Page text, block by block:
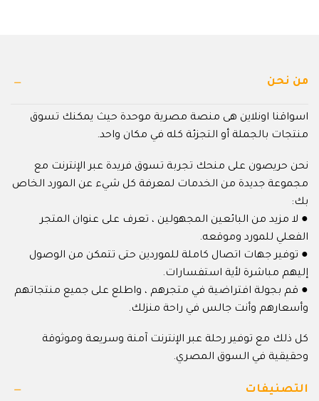
من نحن
اسواقنا اونلاين هى منصة مصرية موحدة حيث يمكنك تسوق
منتجات بالجملة أو التجزئة كله في مكان واحد.
نحن حريصون على منحك تجربة تسوق فريدة عبر الإنترنت مع
مجموعة جديدة من الخدمات لمعرفة كل شيء عن المورد الخاص
بك:
● لا مزيد من البائعين المجهولين ، تعرف على عنوان المتجر
الفعلي للمورد وموقعه.
● توفير جهات اتصال كاملة للموردين حتى تتمكن من الوصول
إليهم مباشرة لأية استفسارات.
● قم بجولة افتراضية في متجرهم ، واطلع على جميع منتجاتهم
وأسعارهم وأنت جالس في راحة منزلك.
كل ذلك مع توفير رحلة عبر الإنترنت آمنة وسريعة وموثوقة
وحقيقية في السوق المصري.
التصنيفات